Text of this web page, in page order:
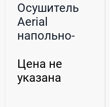
Осушитель
Aerial
напольно-
установки-
AP50
Цена не
указана